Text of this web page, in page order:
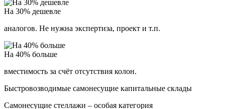
На 30% дешевле
аналогов. Не нужна экспертиза, проект и т.п.
На 40% больше
вместимость за счёт отсутствия колон.
Быстровозводимые самонесущие капитальные склады
Самонесущие стеллажи – особая категория